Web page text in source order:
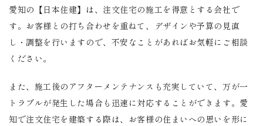
愛知の【日本住建】は、注文住宅の施工を得意とする会社で
す。お客様との打ち合わせを重ねて、デザインや予算の見直
し・調整を行いますので、不安なことがあればお気軽にご相談
ください。
また、施工後のアフターメンテナンスも充実していて、万が一
トラブルが発生した場合も迅速に対応することができます。愛
知で注文住宅を建築する際は、お客様の住まいへの思いを形に